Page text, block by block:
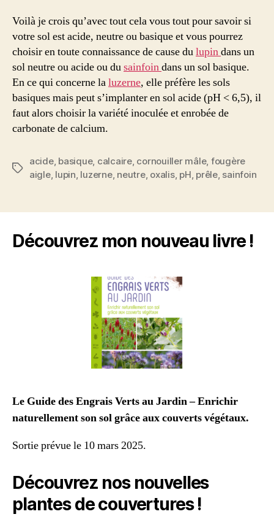
Voilà je crois qu’avec tout cela vous tout pour savoir si
votre sol est acide, neutre ou basique et vous pourrez
choisir en toute connaissance de cause dulupindans un
sol neutre ou acide ou dusainfoindans un sol basique.
En ce qui concerne laluzerne, elle préfère les sols
basiques mais peut s’implanter en sol acide (pH < 6,5), il
faut alors choisir la variété inoculée et enrobée de
carbonate de calcium.
Étiquettes
acide, basique, calcaire, cornouiller mâle, fougère
aigle, lupin, luzerne, neutre, oxalis, pH, prêle, sainfoin
Découvrez mon nouveau livre !
Le Guide des Engrais Verts au Jardin – Enrichir
naturellement son sol grâce aux couverts végétaux.
Sortie prévue le 10 mars 2025.
Découvrez nos nouvelles
plantes de couvertures !